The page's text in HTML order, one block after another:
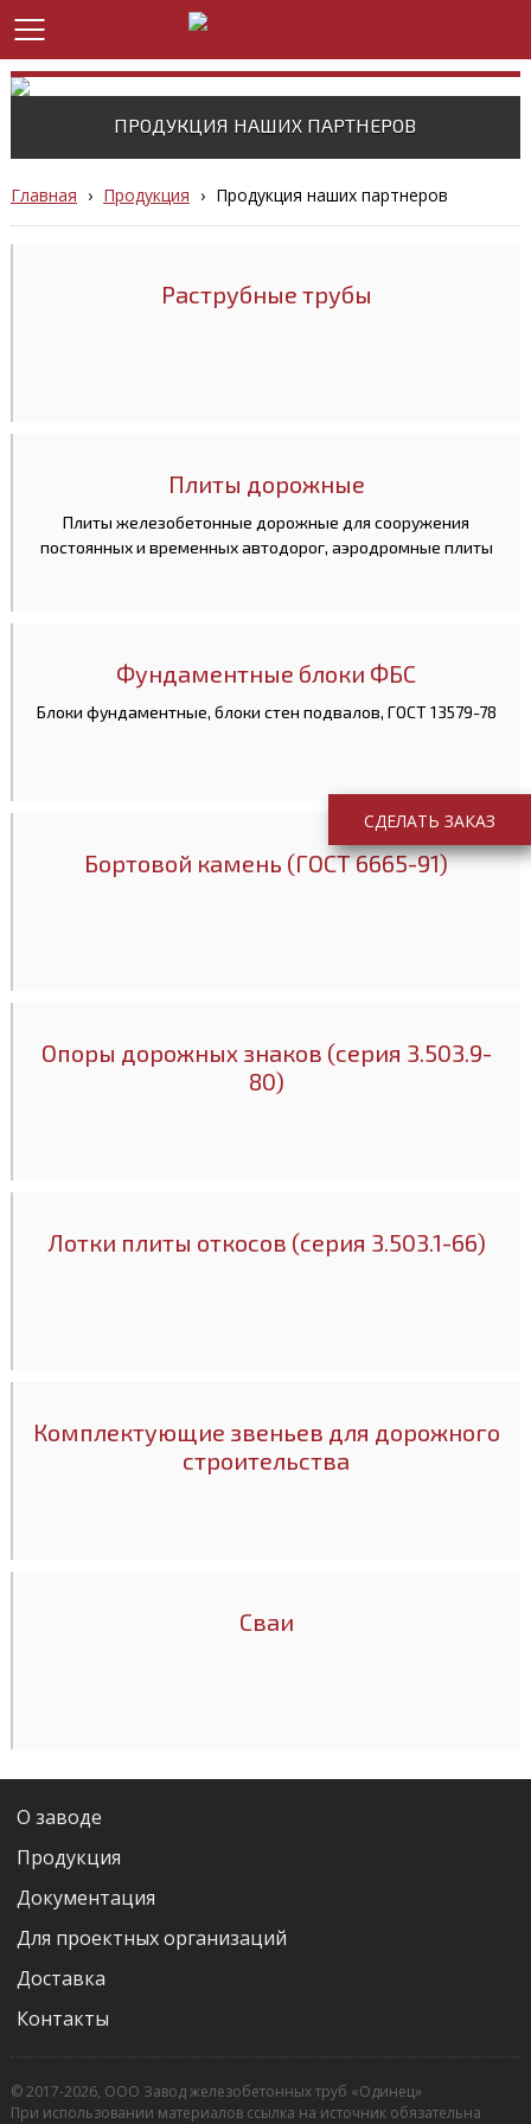
ПРОДУКЦИЯ НАШИХ ПАРТНЕРОВ
Главная › Продукция › Продукция наших партнеров
Раструбные трубы
Плиты дорожные
Плиты железобетонные дорожные для сооружения
постоянных и временных автодорог, аэродромные плиты
Фундаментные блоки ФБС
Блоки фундаментные, блоки стен подвалов, ГОСТ 13579-78
Бортовой камень (ГОСТ 6665-91)
Опоры дорожных знаков (серия 3.503.9-
80)
Лотки плиты откосов (серия 3.503.1-66)
Комплектующие звеньев для дорожного
строительства
Сваи
О заводе
Продукция
Документация
Для проектных организаций
Доставка
Контакты
© 2017-2026, ООО Завод железобетонных труб «Одинец»
При использовании материалов ссылка на источник обязательна
СДЕЛАТЬ ЗАКАЗ